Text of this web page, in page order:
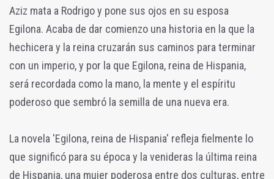
Aziz mata a Rodrigo y pone sus ojos en su esposa
Egilona. Acaba de dar comienzo una historia en la que la
hechicera y la reina cruzarán sus caminos para terminar
con un imperio, y por la que Egilona, reina de Hispania,
será recordada como la mano, la mente y el espíritu
poderoso que sembró la semilla de una nueva era.
La novela 'Egilona, reina de Hispania' refleja fielmente lo
que significó para su época y la venideras la última reina
de Hispania, una mujer poderosa entre dos culturas, entre